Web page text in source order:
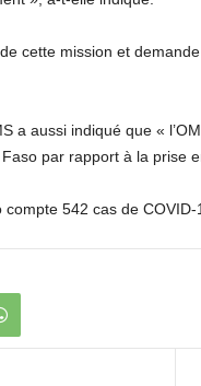
de cette mission et
a aussi indiqué que «
par rapport à la prise
compte 542 cas de